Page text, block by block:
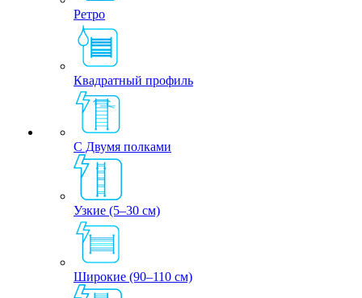
Ретро
Квадратный профиль
С Двумя полками
Узкие (5–30 см)
Широкие (90–110 см)